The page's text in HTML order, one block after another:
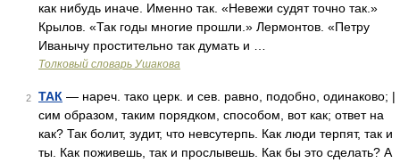
как нибудь иначе. Именно так. «Невежи судят точно так.»
Крылов. «Так годы многие прошли.» Лермонтов. «Петру
Иванычу простительно так думать и …
Толковый словарь Ушакова
2 ТАК — нареч. тако церк. и сев. равно, подобно, одинаково; |
сим образом, таким порядком, способом, вот как; ответ на
как? Так болит, зудит, что невсутерпь. Как люди терпят, так и
ты. Как поживешь, так и прослывешь. Как бы это сделать? А